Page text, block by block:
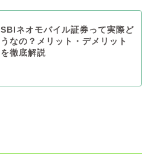
SBIネオモバイル証券って実際ど
うなの？メリット・デメリット
を徹底解説